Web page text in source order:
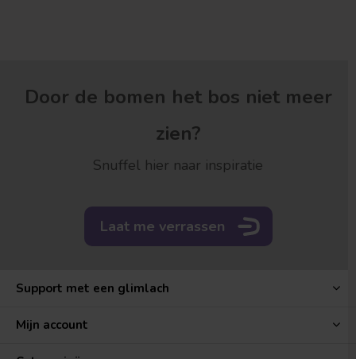
Door de bomen het bos niet meer
zien?
Snuffel hier naar inspiratie
Laat me verrassen
Support met een glimlach
Mijn account